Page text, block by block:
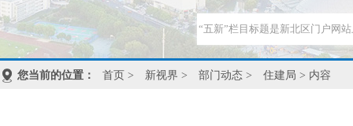
您当前的位置： 首页 > 新视界 > 部门动态 > 住建局 > 内容